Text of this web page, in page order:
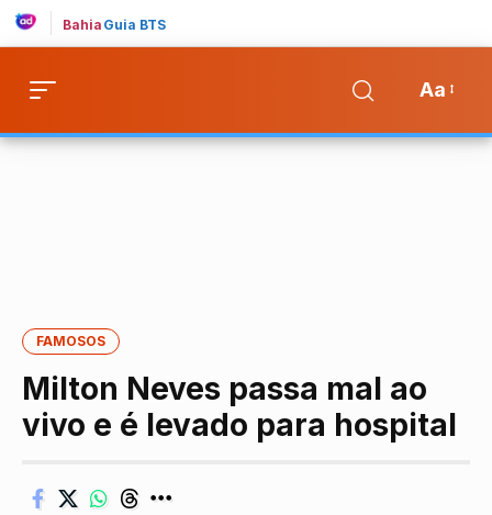
Bahia Guia BTS
Aa
FAMOSOS
Milton Neves passa mal ao
vivo e é levado para hospital